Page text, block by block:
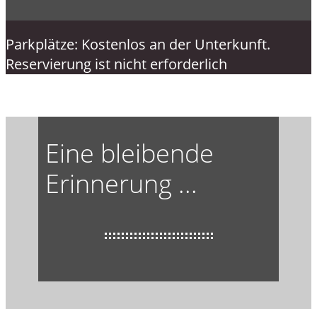
Parkplätze: Kostenlos an der Unterkunft.
Reservierung ist nicht erforderlich
Eine bleibende
Erinnerung ...